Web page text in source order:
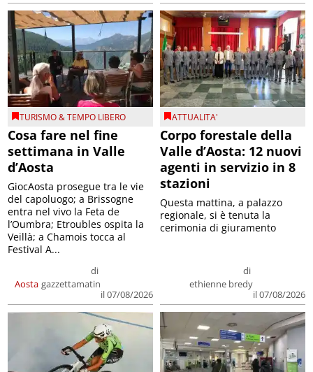
TURISMO & TEMPO LIBERO
Cosa fare nel fine
settimana in Valle
d’Aosta
Aosta
di
gazzettamatin
il 07/08/2026
GiocAosta prosegue tra le vie
del capoluogo; a Brissogne
entra nel vivo la Feta de
l’Oumbra; Etroubles ospita la
Veillà; a Chamois tocca al
Festival A...
ATTUALITA'
Corpo forestale della
Valle d’Aosta: 12 nuovi
agenti in servizio in 8
stazioni
di
ethienne bredy
il 07/08/2026
Questa mattina, a palazzo
regionale, si è tenuta la
cerimonia di giuramento